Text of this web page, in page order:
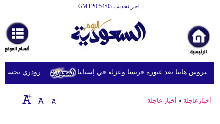
آخر تحديث GMT20:54:03
أخبارعاجلة
رياضة
ثقافة
إقتصاد
رودري يحسم هانتا بعد عبوره فرنسا وعزله في إسبانيا
أخبارعاجلة » أخبار عاجلة